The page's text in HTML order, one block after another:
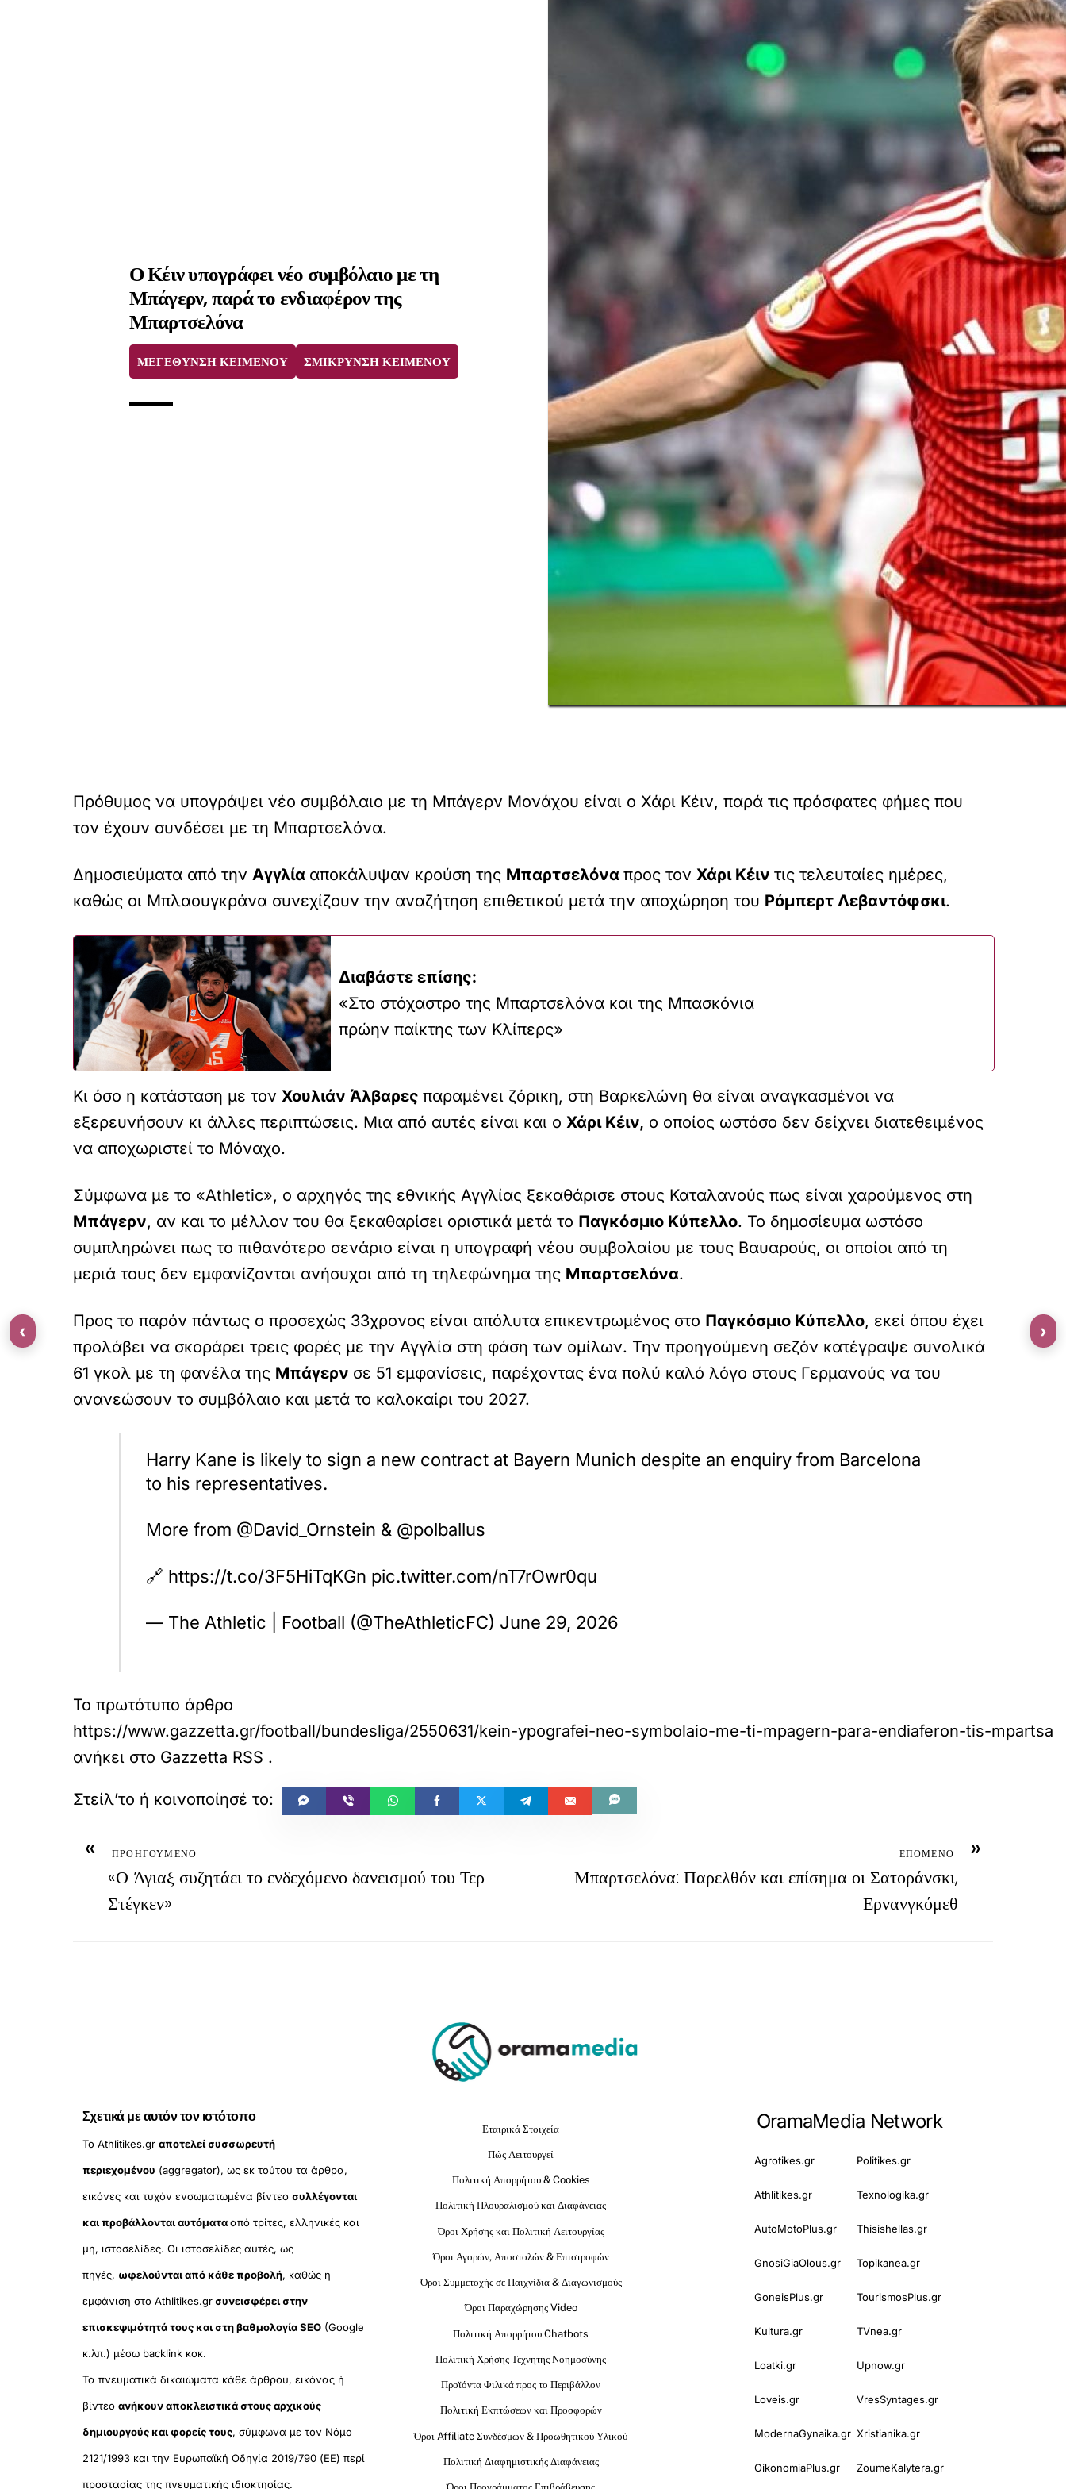
Ο Κέιν υπογράφει νέο συμβόλαιο με τη
Μπάγερν, παρά το ενδιαφέρον της
Μπαρτσελόνα
ΜΕΓΕΘΥΝΣΗ ΚΕΙΜΕΝΟΥ ΣΜΙΚΡΥΝΣΗ ΚΕΙΜΕΝΟΥ
Πρόθυμος να υπογράψει νέο συμβόλαιο με τη Μπάγερν Μονάχου είναι ο Χάρι Κέιν, παρά τις πρόσφατες φήμες που
τον έχουν συνδέσει με τη Μπαρτσελόνα.
Δημοσιεύματα από την Αγγλία αποκάλυψαν κρούση της Μπαρτσελόνα προς τον Χάρι Κέιν τις τελευταίες ημέρες,
καθώς οι Μπλαουγκράνα συνεχίζουν την αναζήτηση επιθετικού μετά την αποχώρηση του Ρόμπερτ Λεβαντόφσκι.
Διαβάστε επίσης:
«Στο στόχαστρο της Μπαρτσελόνα και της Μπασκόνια
πρώην παίκτης των Κλίπερς»
Κι όσο η κατάσταση με τον Χουλιάν Άλβαρες παραμένει ζόρικη, στη Βαρκελώνη θα είναι αναγκασμένοι να
εξερευνήσουν κι άλλες περιπτώσεις. Μια από αυτές είναι και ο Χάρι Κέιν, ο οποίος ωστόσο δεν δείχνει διατεθειμένος
να αποχωριστεί το Μόναχο.
Σύμφωνα με το «Athletic», ο αρχηγός της εθνικής Αγγλίας ξεκαθάρισε στους Καταλανούς πως είναι χαρούμενος στη
Μπάγερν, αν και το μέλλον του θα ξεκαθαρίσει οριστικά μετά το Παγκόσμιο Κύπελλο. Το δημοσίευμα ωστόσο
συμπληρώνει πως το πιθανότερο σενάριο είναι η υπογραφή νέου συμβολαίου με τους Βαυαρούς, οι οποίοι από τη
μεριά τους δεν εμφανίζονται ανήσυχοι από τη τηλεφώνημα της Μπαρτσελόνα.
Προς το παρόν πάντως ο προσεχώς 33χρονος είναι απόλυτα επικεντρωμένος στο Παγκόσμιο Κύπελλο, εκεί όπου έχει
προλάβει να σκοράρει τρεις φορές με την Αγγλία στη φάση των ομίλων. Την προηγούμενη σεζόν κατέγραψε συνολικά
61 γκολ με τη φανέλα της Μπάγερν σε 51 εμφανίσεις, παρέχοντας ένα πολύ καλό λόγο στους Γερμανούς να του
ανανεώσουν το συμβόλαιο και μετά το καλοκαίρι του 2027.
Harry Kane is likely to sign a new contract at Bayern Munich despite an enquiry from Barcelona
to his representatives.
More from @David_Ornstein & @polballus
🔗 https://t.co/3F5HiTqKGn pic.twitter.com/nT7rOwr0qu
— The Athletic | Football (@TheAthleticFC) June 29, 2026
Το πρωτότυπο άρθρο
https://www.gazzetta.gr/football/bundesliga/2550631/kein-ypografei-neo-symbolaio-me-ti-mpagern-para-endiaferon-tis-mpartsa
ανήκει στο Gazzetta RSS .
« ΠΡΟΗΓΟΥΜΕΝΟ
«Ο Άγιαξ συζητάει το ενδεχόμενο δανεισμού του Τερ
Στέγκεν»
»
ΕΠΟΜΕΝΟ
Μπαρτσελόνα: Παρελθόν και επίσημα οι Σατοράνσκι,
Ερνανγκόμεθ
Σχετικά με αυτόν τον ιστότοπο
Το Athlitikes.gr αποτελεί συσσωρευτή
περιεχομένου (aggregator), ως εκ τούτου τα άρθρα,
εικόνες και τυχόν ενσωματωμένα βίντεο συλλέγονται
και προβάλλονται αυτόματααπό τρίτες, ελληνικές και
μη, ιστοσελίδες. Οι ιστοσελίδες αυτές, ως
πηγές, ωφελούνται από κάθε προβολή, καθώς η
εμφάνιση στο Athlitikes.grσυνεισφέρει στην
επισκεψιμότητά τους και στη βαθμολογία SEO(Google
κ.λπ.) μέσω backlink κοκ.
Τα πνευματικά δικαιώματα κάθε άρθρου, εικόνας ή
βίντεο ανήκουν αποκλειστικά στους αρχικούς
δημιουργούς και φορείς τους, σύμφωνα με τον Νόμο
2121/1993 και την Ευρωπαϊκή Οδηγία 2019/790 (ΕΕ) περί
προστασίας της πνευματικής ιδιοκτησίας.
Εταιρικά Στοιχεία
Πώς Λειτουργεί
Πολιτική Απορρήτου & Cookies
Πολιτική Πλουραλισμού και Διαφάνειας
Όροι Χρήσης και Πολιτική Λειτουργίας
Όροι Αγορών, Αποστολών & Επιστροφών
Όροι Συμμετοχής σε Παιχνίδια & Διαγωνισμούς
Όροι Παραχώρησης Video
Πολιτική Απορρήτου Chatbots
Πολιτική Χρήσης Τεχνητής Νοημοσύνης
Προϊόντα Φιλικά προς το Περιβάλλον
Πολιτική Εκπτώσεων και Προσφορών
Όροι Affiliate Συνδέσμων & Προωθητικού Υλικού
Πολιτική Διαφημιστικής Διαφάνειας
OramaMedia Network
Agrotikes.gr Politikes.gr
Athlitikes.gr Texnologika.gr
AutoMotoPlus.gr Thisishellas.gr
GnosiGiaOlous.gr Topikanea.gr
GoneisPlus.gr TourismosPlus.gr
Kultura.gr TVnea.gr
Loatki.gr Upnow.gr
Loveis.gr VresSyntages.gr
ModernaGynaika.gr Xristianika.gr
OikonomiaPlus.gr ZoumeKalytera.gr
‹ ›